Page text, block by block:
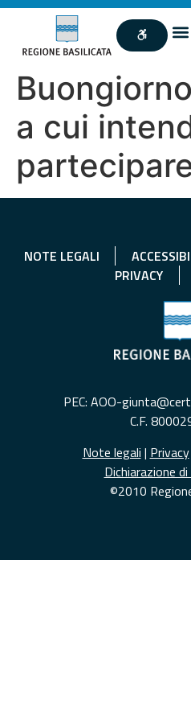
a cui
NOTE LEGALI
PRIVACY
PEC: AOO-
C.F.
Note legali | Privacy
Dichiarazione
©2010